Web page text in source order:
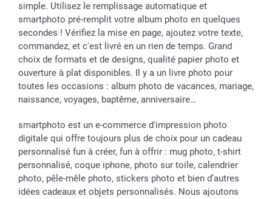
simple. Utilisez le remplissage automatique et
smartphoto pré-remplit votre album photo en quelques
secondes ! Vérifiez la mise en page, ajoutez votre texte,
commandez, et c'est livré en un rien de temps. Grand
choix de formats et de designs, qualité papier photo et
ouverture à plat disponibles. Il y a un livre photo pour
toutes les occasions : album photo de vacances, mariage,
naissance, voyages, baptême, anniversaire…
smartphoto est un e-commerce d'impression photo
digitale qui offre toujours plus de choix pour un cadeau
personnalisé fun à créer, fun à offrir : mug photo, t-shirt
personnalisé, coque iphone, photo sur toile, calendrier
photo, pêle-mêle photo, stickers photo et bien d’autres
idées cadeaux et objets personnalisés. Nous ajoutons